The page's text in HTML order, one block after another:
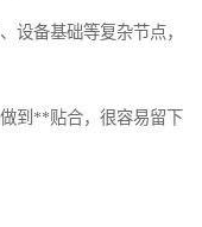
设备基础等复杂节点，
到**贴合，很容易留下